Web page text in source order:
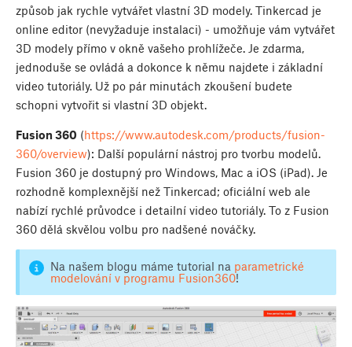
způsob jak rychle vytvářet vlastní 3D modely. Tinkercad je
online editor (nevyžaduje instalaci) - umožňuje vám vytvářet
3D modely přímo v okně vašeho prohlížeče. Je zdarma,
jednoduše se ovládá a dokonce k němu najdete i základní
video tutoriály. Už po pár minutách zkoušení budete
schopni vytvořit si vlastní 3D objekt.
Fusion 360 (https://www.autodesk.com/products/fusion-
360/overview): Další populární nástroj pro tvorbu modelů.
Fusion 360 je dostupný pro Windows, Mac a iOS (iPad). Je
rozhodně komplexnější než Tinkercad; oficiální web ale
nabízí rychlé průvodce i detailní video tutoriály. To z Fusion
360 dělá skvělou volbu pro nadšené nováčky.
Na našem blogu máme tutorial na parametrické
modelování v programu Fusion360!